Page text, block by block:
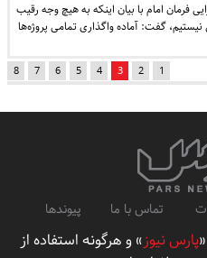
فرمان امام با بیان اینکه به هیچ وجه رقیب
گفت: آماده واگذاری تمامی پروژه‌ها
1
2
3
4
5
6
7
8
تماس با ما پیوندها
پارس نیوز» و هرگونه استفاده از